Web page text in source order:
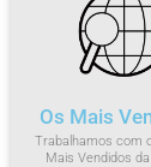
Os Mais
Trabalhamos com
Mais Vendidos